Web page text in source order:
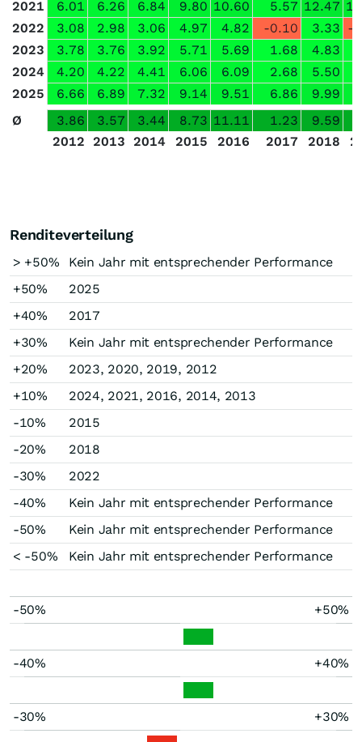
2021
6.01 6.26 6.84 9.80 10.60 5.57 12.47
2022
3.08 2.98 3.06 4.97 4.82 -0.10 3.33 -
2023
3.78 3.76 3.92 5.71 5.69 1.68 4.83
2024
4.20 4.22 4.41 6.06 6.09 2.68 5.50
2025
6.66 6.89 7.32 9.14 9.51 6.86 9.99
Ø
3.86 3.57 3.44 8.73 11.11 1.23 9.59
2012 2013 2014 2015 2016 2017 2018
Renditeverteilung
> +50%
Kein Jahr mit entsprechender Performance
+50%
2025
+40%
2017
+30%
Kein Jahr mit entsprechender Performance
+20%
2023, 2020, 2019, 2012
+10%
2024, 2021, 2016, 2014, 2013
-10%
2015
-20%
2018
-30%
2022
-40%
Kein Jahr mit entsprechender Performance
-50%
Kein Jahr mit entsprechender Performance
< -50%
Kein Jahr mit entsprechender Performance
-50% +50%
-40% +40%
-30% +30%